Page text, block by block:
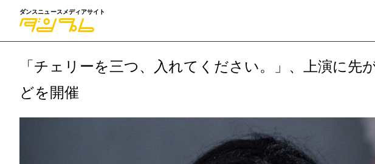
ダンスニュースメディアサイト
「チェリーを三つ、入れてください。」、上演に先
どを開催